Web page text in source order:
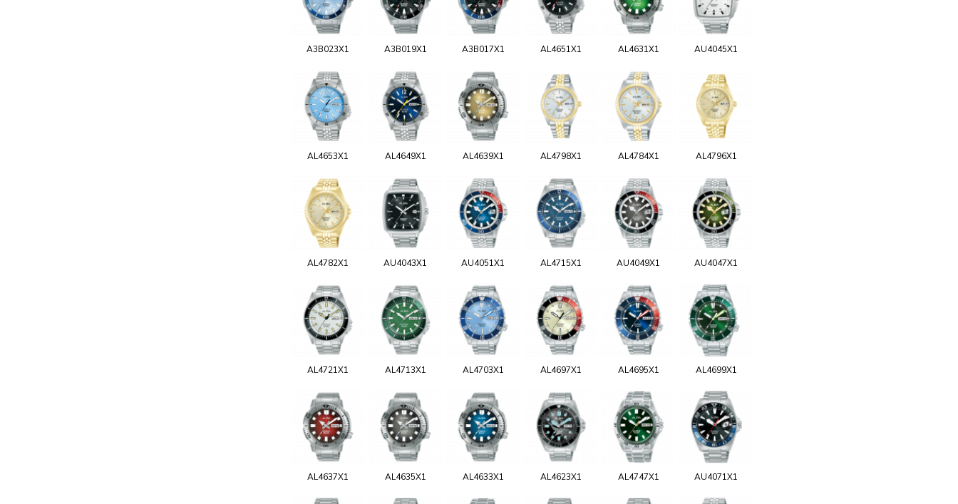
A3B023X1 A3B019X1 A3B017X1 AL4651X1 AL4631X1 AU4045X1
AL4653X1 AL4649X1 AL4639X1 AL4798X1 AL4784X1 AL4796X1
AL4782X1 AU4043X1 AU4051X1 AL4715X1 AU4049X1 AU4047X1
AL4721X1 AL4713X1 AL4703X1 AL4697X1 AL4695X1 AL4699X1
AL4637X1 AL4635X1 AL4633X1 AL4623X1 AL4747X1 AU4071X1